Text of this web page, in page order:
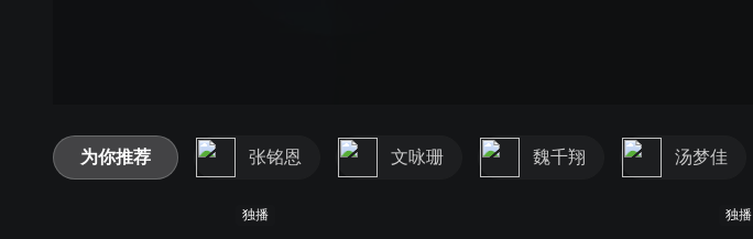
为你推荐 张铭恩 文咏珊 魏千翔 汤梦佳
独播 独播